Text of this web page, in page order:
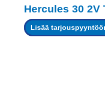
Hercules 30 2V
Lisää